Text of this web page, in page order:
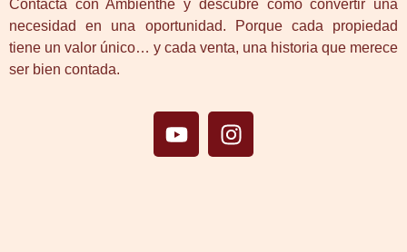
Contacta con Ambienthe y descubre cómo convertir una
necesidad en una oportunidad. Porque cada propiedad
tiene un valor único… y cada venta, una historia que merece
ser bien contada.